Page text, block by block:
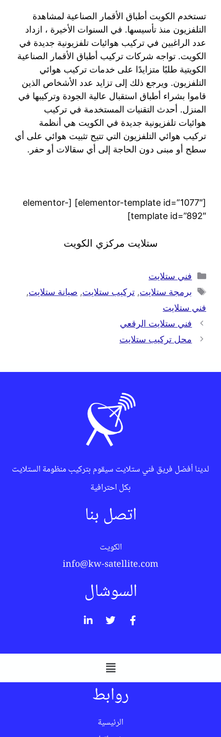
تستخدم الكويت أطباق الأقمار الصناعية لمشاهدة
التلفزيون منذ تأسيسها. في السنوات الأخيرة ، ازداد
عدد الراغبين في تركيب هوائيات تلفزيونية جديدة في
الكويت. تواجه شركات تركيب أطباق الأقمار الصناعية
الكويتية طلبًا متزايدًا على خدمات تركيب هوائي
التلفزيون. ويرجع ذلك إلى تزايد عدد الأشخاص الذين
قاموا بشراء أطباق استقبال عالية الجودة وتركيبها في
المنزل. أحدث التقنيات المستخدمة في تركيب
هوائيات تلفزيونية جديدة في الكويت هي أنظمة
تركيب هوائي التلفزيون التي تتيح تثبيت هوائي على أي
سطح أو مبنى دون الحاجة إلى أي سقالات أو حفر.
[elementor-template id=”1077″] [elementor-
template id=”892″]
ستلايت مركزي الكويت
فني ستلايت
برمجة ستلايت, تركيب ستلايت, صيانة ستلايت,
فني ستلايت
فني ستلايت الرقعي
محل تركيب ستلايت
لدينا أفضل فريق فني ستلايت سيقوم بتركيب منظومة الستلايت
بكل احترافية
اتصل بنا
الكويت
info@kw-satellite.com
السوشال
روابط
الرئيسية